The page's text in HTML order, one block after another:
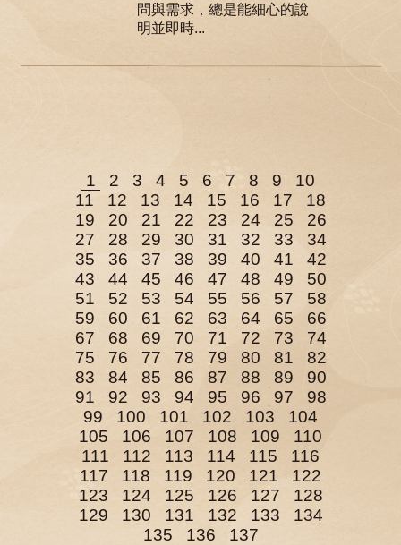
問與需求，總是能細心的說
明並即時...
1 2 3 4 5 6 7 8 9
10
11
12 13 14 15 16 17
18
19
20 21 22 23 24 25
26
27
28 29 30 31 32 33
34
35
36 37 38 39 40 41
42
43
44 45 46 47 48 49
50
51
52 53 54 55 56 57
58
59
60 61 62 63 64 65
66
67
68 69 70 71 72 73
74
75
76 77 78 79 80 81
82
83
84 85 86 87 88 89
90
91
92 93 94 95 96 97
98
99
100 101 102 103
104
105
106 107 108 109
110
111
112 113 114 115
116
117
118 119 120 121
122
123
124 125 126 127
128
129
130 131 132 133
134
135
136 137